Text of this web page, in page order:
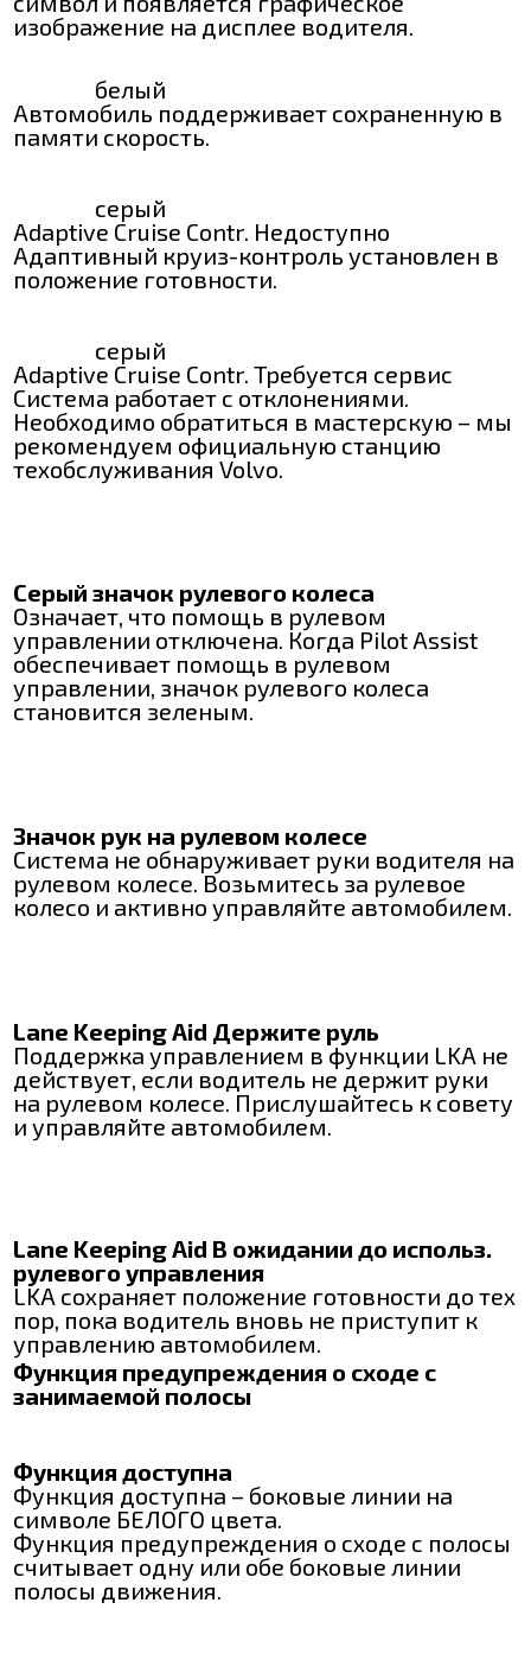
изображение на дисплее водителя.
белый
Автомобиль поддерживает сохраненную в
памяти скорость.
серый
Adaptive Cruise Contr. Недоступно
Адаптивный круиз-контроль установлен в
положение готовности.
серый
Adaptive Cruise Contr. Требуется сервис
Система работает с отклонениями.
Необходимо обратиться в мастерскую – мы
рекомендуем официальную станцию
техобслуживания Volvo.
Серый значок рулевого колеса
Означает, что помощь в рулевом
управлении отключена. Когда Pilot Assist
обеспечивает помощь в рулевом
управлении, значок рулевого колеса
становится зеленым.
Значок рук на рулевом колесе
Система не обнаруживает руки водителя на
рулевом колесе. Возьмитесь за рулевое
колесо и активно управляйте автомобилем.
Lane Keeping Aid Держите руль
Поддержка управлением в функции LKA не
действует, если водитель не держит руки
на рулевом колесе. Прислушайтесь к совету
и управляйте автомобилем.
Lane Keeping Aid В ожидании до использ.
рулевого управления
LKA сохраняет положение готовности до тех
пор, пока водитель вновь не приступит к
управлению автомобилем.
Функция предупреждения о сходе с
занимаемой полосы
Функция доступна
Функция доступна – боковые линии на
символе БЕЛОГО цвета.
Функция предупреждения о сходе с полосы
считывает одну или обе боковые линии
полосы движения.